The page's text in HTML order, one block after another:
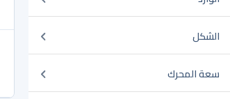
الشكل
سعة المحرك